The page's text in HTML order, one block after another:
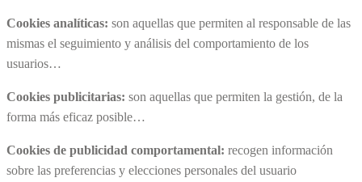
Cookies analíticas: son aquellas que permiten al responsable de las
mismas el seguimiento y análisis del comportamiento de los
usuarios…
Cookies publicitarias: son aquellas que permiten la gestión, de la
forma más eficaz posible…
Cookies de publicidad comportamental: recogen información
sobre las preferencias y elecciones personales del usuario